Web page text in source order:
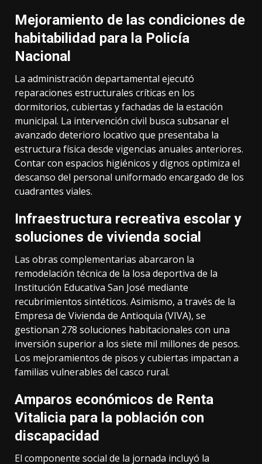
Mejoramiento de las condiciones de
habitabilidad para la Policía
Nacional
La administración departamental ejecutó
reparaciones estructurales críticas en los
dormitorios, cubiertas y fachadas de la estación
municipal. La intervención civil busca subsanar el
avanzado deterioro locativo que presentaba la
estructura física desde vigencias anuales anteriores.
Contar con espacios higiénicos y dignos optimiza el
descanso del personal uniformado encargado de los
cuadrantes viales.
Infraestructura recreativa escolar y
soluciones de vivienda social
Las obras complementarias abarcaron la
remodelación técnica de la losa deportiva de la
Institución Educativa San José mediante
recubrimientos sintéticos. Asimismo, a través de la
Empresa de Vivienda de Antioquia (VIVA), se
gestionan 278 soluciones habitacionales con una
inversión superior a los siete mil millones de pesos.
Los mejoramientos de pisos y cubiertas impactan a
familias vulnerables del casco rural.
Amparos económicos de Renta
Vitalicia para la población con
discapacidad
El componente social de la jornada incluyó la